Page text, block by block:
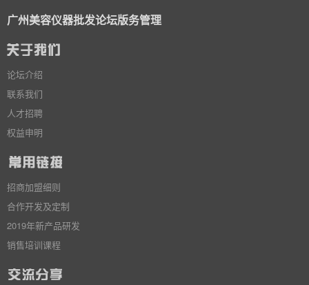
广州美容仪器批发论坛版务管理
论坛介绍
联系我们
人才招聘
权益申明
招商加盟细则
合作开发及定制
2019年新产品研发
销售培训课程